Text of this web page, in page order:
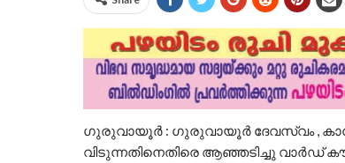
ഗുരുവായൂർ : ഗുരുവായൂർ ദേവസ്വം ,
വിടുന്നതിനെതിരെ ആഞ്ഞടിച്ചു